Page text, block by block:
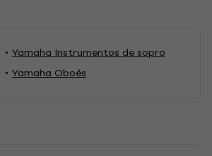
Yamaha Instrumentos de sopro
Yamaha Oboés